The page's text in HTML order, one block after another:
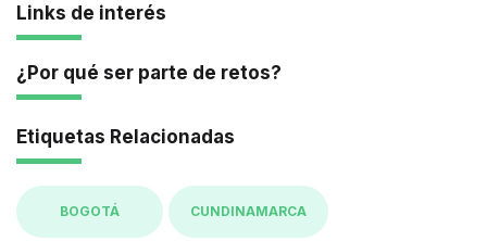
Links de interés
¿Por qué ser parte de retos?
Etiquetas Relacionadas
BOGOTÁ CUNDINAMARCA